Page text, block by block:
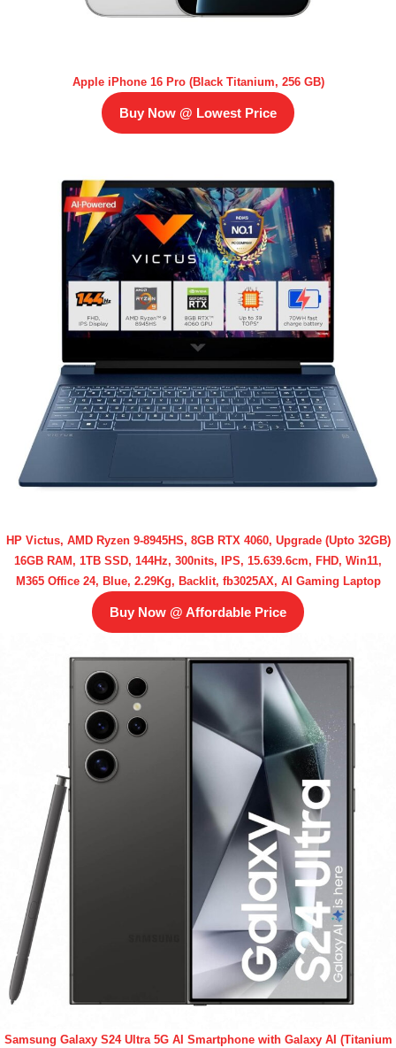
Apple iPhone 16 Pro (Black Titanium, 256 GB)
Buy Now @ Lowest Price
HP Victus, AMD Ryzen 9-8945HS, 8GB RTX 4060, Upgrade (Upto 32GB)
16GB RAM, 1TB SSD, 144Hz, 300nits, IPS, 15.639.6cm, FHD, Win11,
M365 Office 24, Blue, 2.29Kg, Backlit, fb3025AX, AI Gaming Laptop
Buy Now @ Affordable Price
Samsung Galaxy S24 Ultra 5G AI Smartphone with Galaxy AI (Titanium